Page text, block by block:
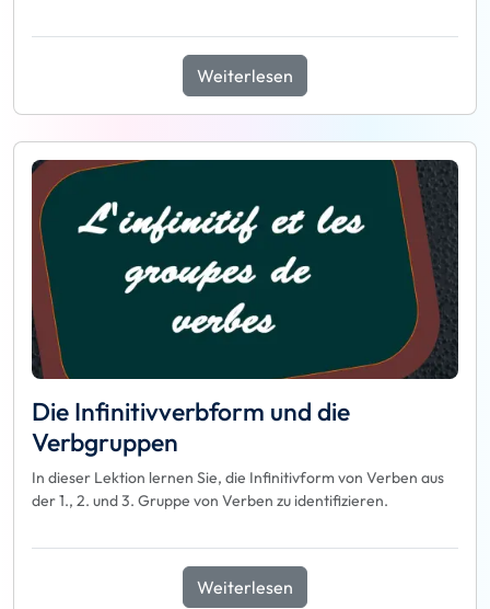
Weiterlesen
Die Infinitivverbform und die
Verbgruppen
In dieser Lektion lernen Sie, die Infinitivform von Verben aus
der 1., 2. und 3. Gruppe von Verben zu identifizieren.
Weiterlesen